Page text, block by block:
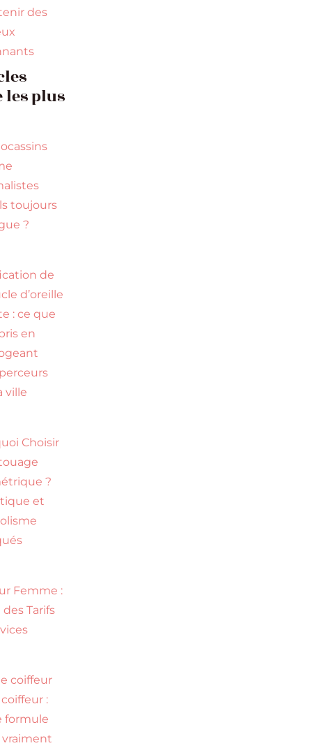
des
plus
toujours
?
de
d’oreille
: ce que
en
ville
Choisir
?
et
Femme :
Tarifs
coiffeur
:
formule